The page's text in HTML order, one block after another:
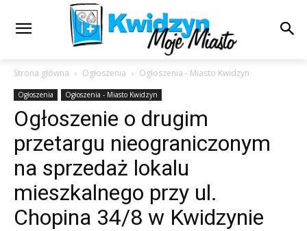
Strona główna Ogłoszenia Ogłoszenia - Miasto Kwidzyn
Ogłoszenia Ogłoszenia - Miasto Kwidzyn
Ogłoszenie o drugim
przetargu nieograniczonym
na sprzedaż lokalu
mieszkalnego przy ul.
Chopina 34/8 w Kwidzynie